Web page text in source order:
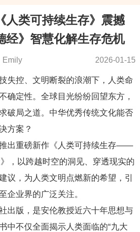
人类可持续生存》震撼
经》智慧化解生存危机
2026-01-15
控、文明断裂的浪潮下，人类命
确定性。全球目光纷纷回望东方，
破局之道。中华优秀传统文化能否
方案？
重磅新作《人类可持续生存——
，以跨越时空的洞见、穿透现实的
议，为人类文明点燃新的希望，引
企业界的广泛关注。
版，是安伦教授近六十年思想与
中不仅全面揭示人类面临的“九大